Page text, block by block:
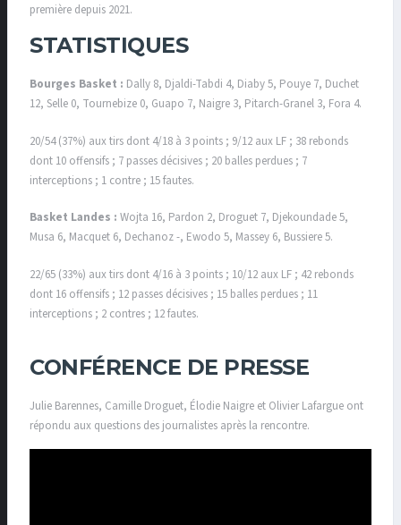
première depuis 2021.
STATISTIQUES
Bourges Basket : Dally 8, Djaldi-Tabdi 4, Diaby 5, Pouye 7, Duchet
12, Selle 0, Tournebize 0, Guapo 7, Naigre 3, Pitarch-Granel 3, Fora 4.
20/54 (37%) aux tirs dont 4/18 à 3 points ; 9/12 aux LF ; 38 rebonds
dont 10 offensifs ; 7 passes décisives ; 20 balles perdues ; 7
interceptions ; 1 contre ; 15 fautes.
Basket Landes : Wojta 16, Pardon 2, Droguet 7, Djekoundade 5,
Musa 6, Macquet 6, Dechanoz -, Ewodo 5, Massey 6, Bussiere 5.
22/65 (33%) aux tirs dont 4/16 à 3 points ; 10/12 aux LF ; 42 rebonds
dont 16 offensifs ; 12 passes décisives ; 15 balles perdues ; 11
interceptions ; 2 contres ; 12 fautes.
CONFÉRENCE DE PRESSE
Julie Barennes, Camille Droguet, Élodie Naigre et Olivier Lafargue ont
répondu aux questions des journalistes après la rencontre.